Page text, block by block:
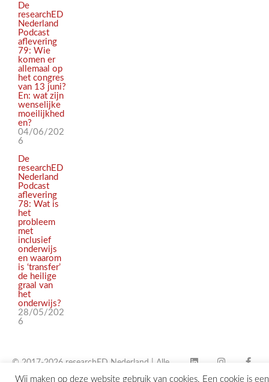
De
researchED
Nederland
Podcast
aflevering
79: Wie
komen er
allemaal op
het congres
van 13 juni?
En: wat zijn
wenselijke
moeilijkhed
en?
04/06/202
6
De
researchED
Nederland
Podcast
aflevering
78: Wat is
het
probleem
met
inclusief
onderwijs
en waarom
is ‘transfer’
de heilige
graal van
het
onderwijs?
28/05/202
6
© 2017-2026 researchED Nederland | Alle
Wij maken op deze website gebruik van cookies. Een cookie is een